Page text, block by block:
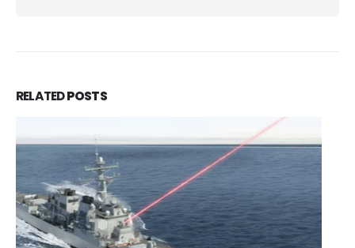
RELATEDPOSTS
እንደ ሃገር የመሬት ሚኒስቴር ቢቋቋም የሚል ምክር ሃሳብ ቀረበ
ታኅሳስ 04 ቀን 2017(መናኸሪያ ሬዲዮ) የከተማ መሰረተ ልማት እና ትራንስፖርት
ጉዳዮች ቋሚ ኮሚቴ ምክትል ሰብሳቢ እሸቱ ተመስገን(ዶ/ር) እንደ ሀገር የመሬት...
read more